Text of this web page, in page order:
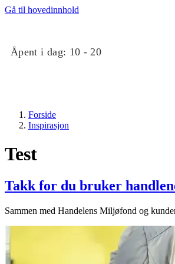
Gå til hovedinnhold
Åpent i dag: 10 - 20
Butikker
Mat og
Forside
Inspirasjon
Test
Takk for du bruker
Sammen med Handelens Miljøfond og